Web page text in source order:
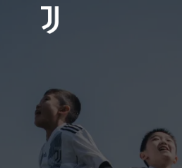
ーム
する